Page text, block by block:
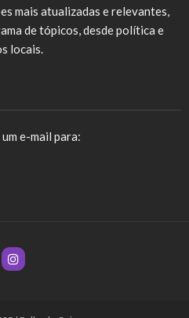
mais atualizadas e relevantes,
de tópicos, desde política e
locais.
e-mail para: